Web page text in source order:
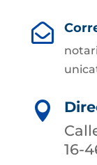


16-